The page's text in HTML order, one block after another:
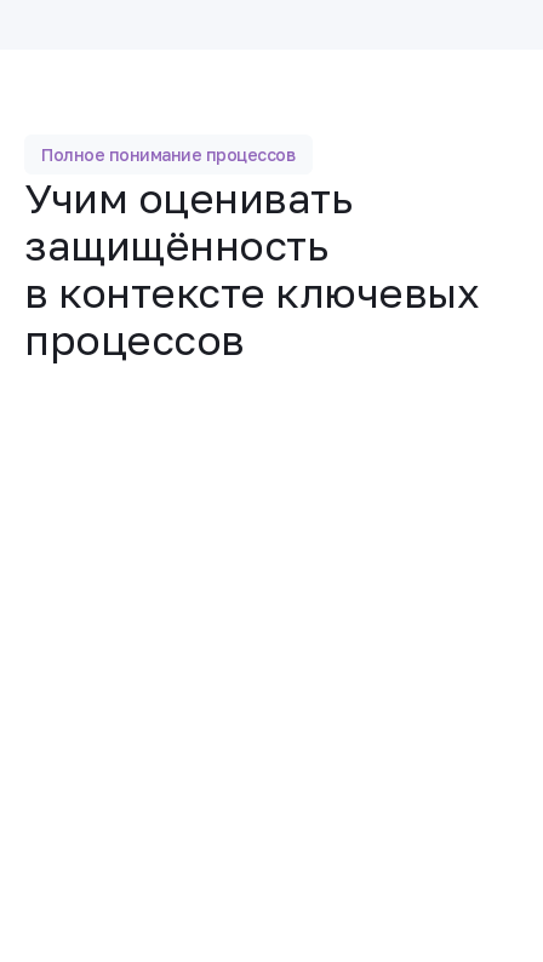
Полное понимание процессов
Учим оценивать
защищённость
в контексте ключевых
процессов